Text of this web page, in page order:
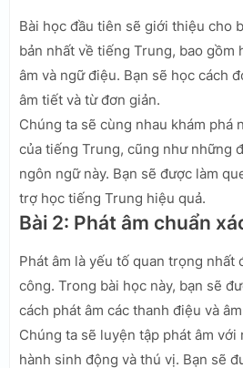
Bài học đầu tiên sẽ giới thiệu cho
bản nhất về tiếng Trung, bao gồm
âm và ngữ điệu. Bạn sẽ học cách
âm tiết và từ đơn giản.
Chúng ta sẽ cùng nhau khám phá
của tiếng Trung, cũng như những
ngôn ngữ này. Bạn sẽ được làm
trợ học tiếng Trung hiệu quả.
Bài 2: Phát âm chuẩn
Phát âm là yếu tố quan trọng nhất
công. Trong bài học này, bạn sẽ
cách phát âm các thanh điệu và
Chúng ta sẽ luyện tập phát âm
hành sinh động và thú vị. Bạn sẽ